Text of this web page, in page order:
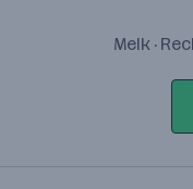
Melk ·